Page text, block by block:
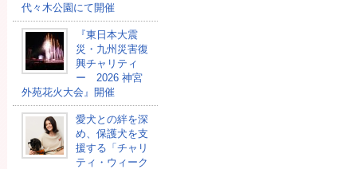
代々木公園にて開催
『東日本大震
災・九州災害復
興チャリティ
ー 2026 神宮
外苑花火大会』開催
愛犬との絆を深
め、保護犬を支
援する「チャリ
ティ・ウィーク